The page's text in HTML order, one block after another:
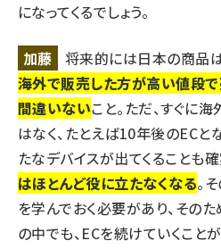
になってくるでしょう。
加藤 将来的には日本の商品
海外で販売した方が高い値段で
間違いないこと。ただ、すぐに
はなく、たとえば10年後のECと
たなデバイスが出てくることも
はほとんど役に立たなくなる。
を学んでおく必要があり、その
の中でも、ECを続けていくこと